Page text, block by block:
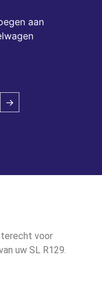
aan
→
terecht voor
uw SL R129.